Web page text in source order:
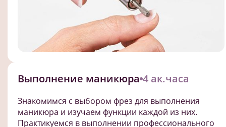
Выполнение маникюра 4 ак.часа
Знакомимся с выбором фрез для выполнения
маникюра и изучаем функции каждой из них.
Практикуемся в выполнении профессионального